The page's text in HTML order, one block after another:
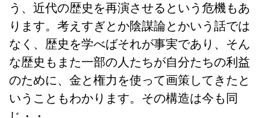
う、近代の歴史を再演させるという危機もあ
ります。考えすぎとか陰謀論とかいう話では
なく、歴史を学べばそれが事実であり、そん
な歴史もまた一部の人たちが自分たちの利益
のために、金と権力を使って画策してきたと
いうこともわかります。その構造は今も同